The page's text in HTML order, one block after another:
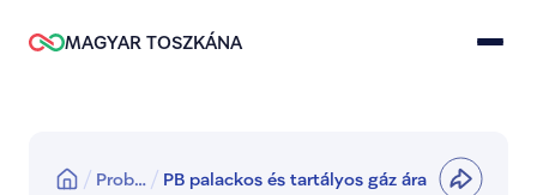
MAGYAR TOSZKÁNA
Prob… PB palackos és tartályos gáz ára